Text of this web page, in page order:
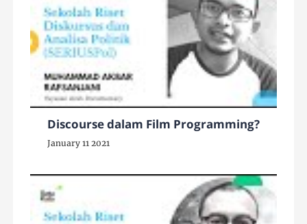
Discourse dalam Film Programming?
January 11 2021